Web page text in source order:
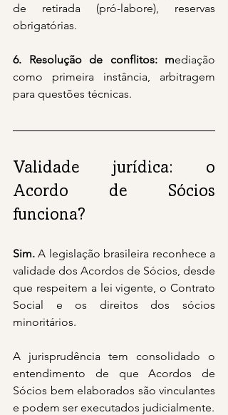
de retirada (pró-labore), reservas
obrigatórias.
6. Resolução de conflitos: mediação
como primeira instância, arbitragem
para questões técnicas.
Validade jurídica: o
Acordo de Sócios
funciona?
Sim. A legislação brasileira reconhece a
validade dos Acordos de Sócios, desde
que respeitem a lei vigente, o Contrato
Social e os direitos dos sócios
minoritários.
A jurisprudência tem consolidado o
entendimento de que Acordos de
Sócios bem elaborados são vinculantes
e podem ser executados judicialmente.